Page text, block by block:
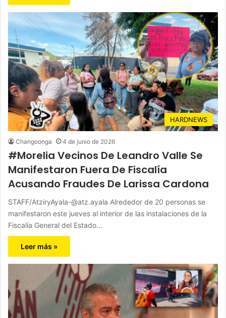
HARDNEWS
Changoonga 4 de junio de 2026
#Morelia Vecinos De Leandro Valle Se
Manifestaron Fuera De Fiscalía
Acusando Fraudes De Larissa Cardona
STAFF/AtziryAyala-@atz.ayala Alrededor de 20 personas se
manifestaron este jueves al interior de las instalaciones de la
Fiscalía General del Estado…
Leer más »